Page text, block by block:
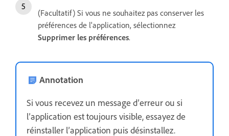
(Facultatif) Si vous ne souhaitez pas conserver les
préférences de l'application, sélectionnez
Supprimer les préférences.
Annotation
Si vous recevez un message d’erreur ou si
l’application est toujours visible, essayez de
réinstaller l’application puis désinstallez.